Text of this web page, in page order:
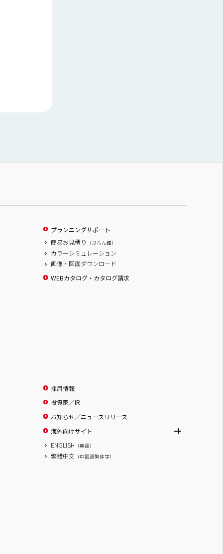
プランニングサポート
簡易お見積り
（ぷらん館）
カラーシミュレーション
画像・図面ダウンロード
WEBカタログ・カタログ請求
採用情報
投資家／IR
お知らせ／ニュースリリース
海外向けサイト
ENGLISH （英語）
繁體中文 （中国語繁体字）